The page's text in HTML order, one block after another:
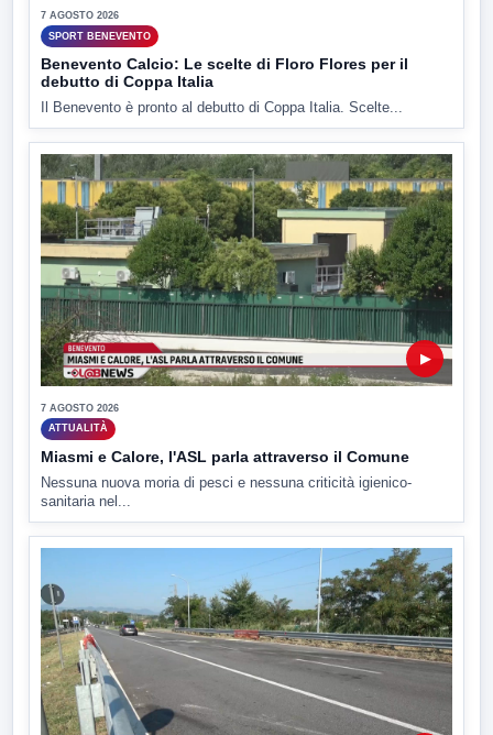
7 AGOSTO 2026
SPORT BENEVENTO
Benevento Calcio: Le scelte di Floro Flores per il
debutto di Coppa Italia
Il Benevento è pronto al debutto di Coppa Italia. Scelte...
▶
7 AGOSTO 2026
ATTUALITÀ
Miasmi e Calore, l'ASL parla attraverso il Comune
Nessuna nuova moria di pesci e nessuna criticità igienico-
sanitaria nel...